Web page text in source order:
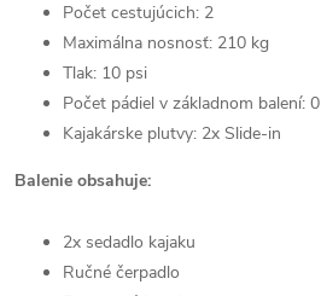
Počet cestujúcich: 2
Maximálna nosnosť: 210 kg
Tlak: 10 psi
Počet pádiel v základnom balení: 0
Kajakárske plutvy: 2x Slide-in
Balenie obsahuje:
2x sedadlo kajaku
Ručné čerpadlo